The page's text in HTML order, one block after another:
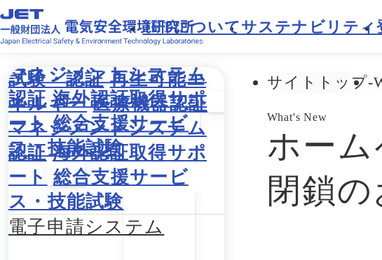
試験・認証 再生可能エ
ネルギー 医療機器認証
マネジメントシステム
認証 海外認証取得サポ
ート 総合支援サービ
ス・技能試験
電子申請システム
JETについてサステナビリティ
サイトトップ
What's New
ホー
閉鎖